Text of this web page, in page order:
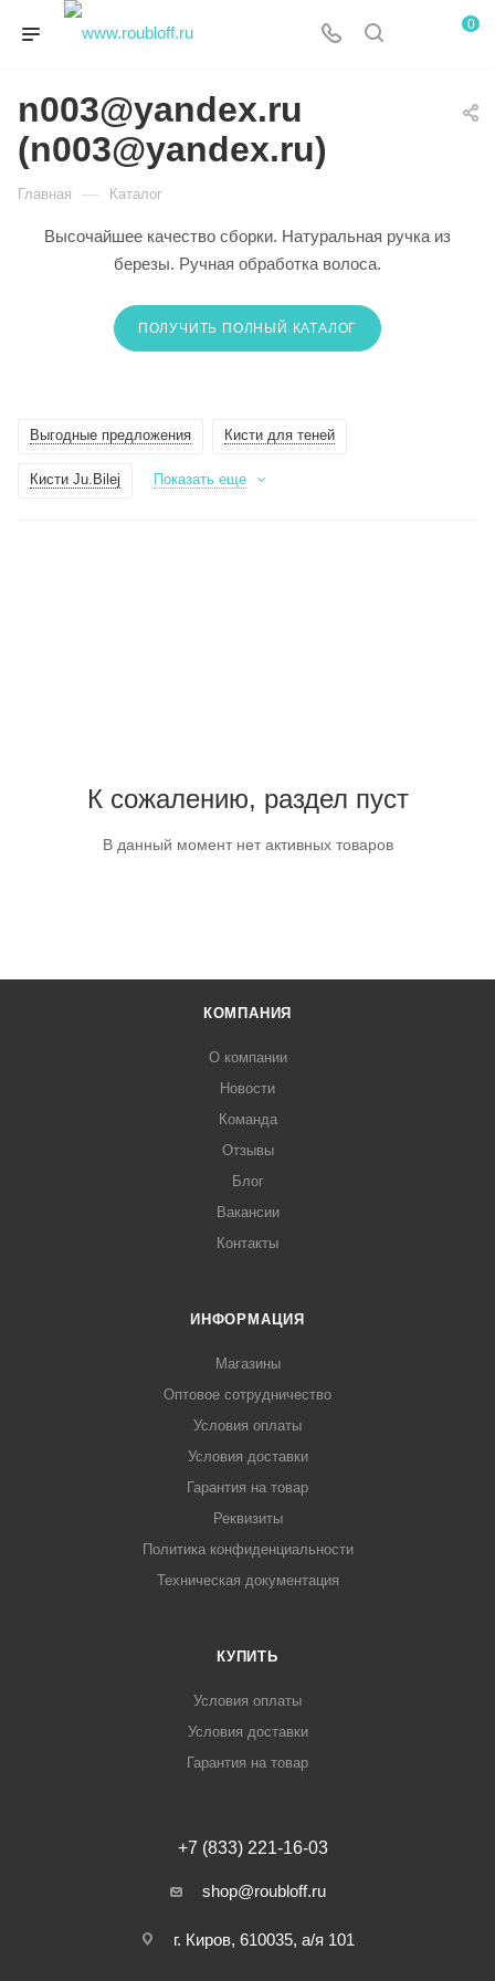
0
n003@yandex.ru
(n003@yandex.ru)
Главная — Каталог
Высочайшее качество сборки. Натуральная ручка из
березы. Ручная обработка волоса.
ПОЛУЧИТЬ ПОЛНЫЙ КАТАЛОГ
Выгодные предложения Кисти для теней
Кисти Ju.Bilej Показать еще
К сожалению, раздел пуст
В данный момент нет активных товаров
КОМПАНИЯ
О компании
Новости
Команда
Отзывы
Блог
Вакансии
Контакты
ИНФОРМАЦИЯ
Магазины
Оптовое сотрудничество
Условия оплаты
Условия доставки
Гарантия на товар
Реквизиты
Политика конфиденциальности
Техническая документация
КУПИТЬ
Условия оплаты
Условия доставки
Гарантия на товар
+7 (833) 221-16-03
shop@roubloff.ru
г. Киров, 610035, а/я 101